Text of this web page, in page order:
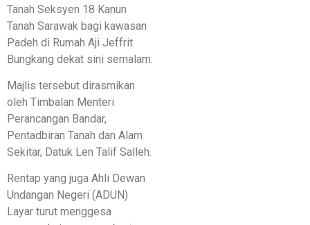
Tanah Seksyen 18 Kanun
Tanah Sarawak bagi kawasan
Padeh di Rumah Aji Jeffrit
Bungkang dekat sini semalam.
Majlis tersebut dirasmikan
oleh Timbalan Menteri
Perancangan Bandar,
Pentadbiran Tanah dan Alam
Sekitar, Datuk Len Talif Salleh.
Rentap yang juga Ahli Dewan
Undangan Negeri (ADUN)
Layar turut menggesa